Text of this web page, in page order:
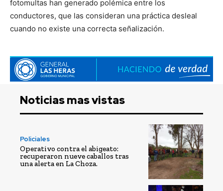
fotomultas han generado polémica entre los
conductores, que las consideran una práctica desleal
cuando no existe una correcta señalización.
Noticias mas vistas
Policiales
Operativo contra el abigeato:
recuperaron nueve caballos tras
una alerta en La Choza.